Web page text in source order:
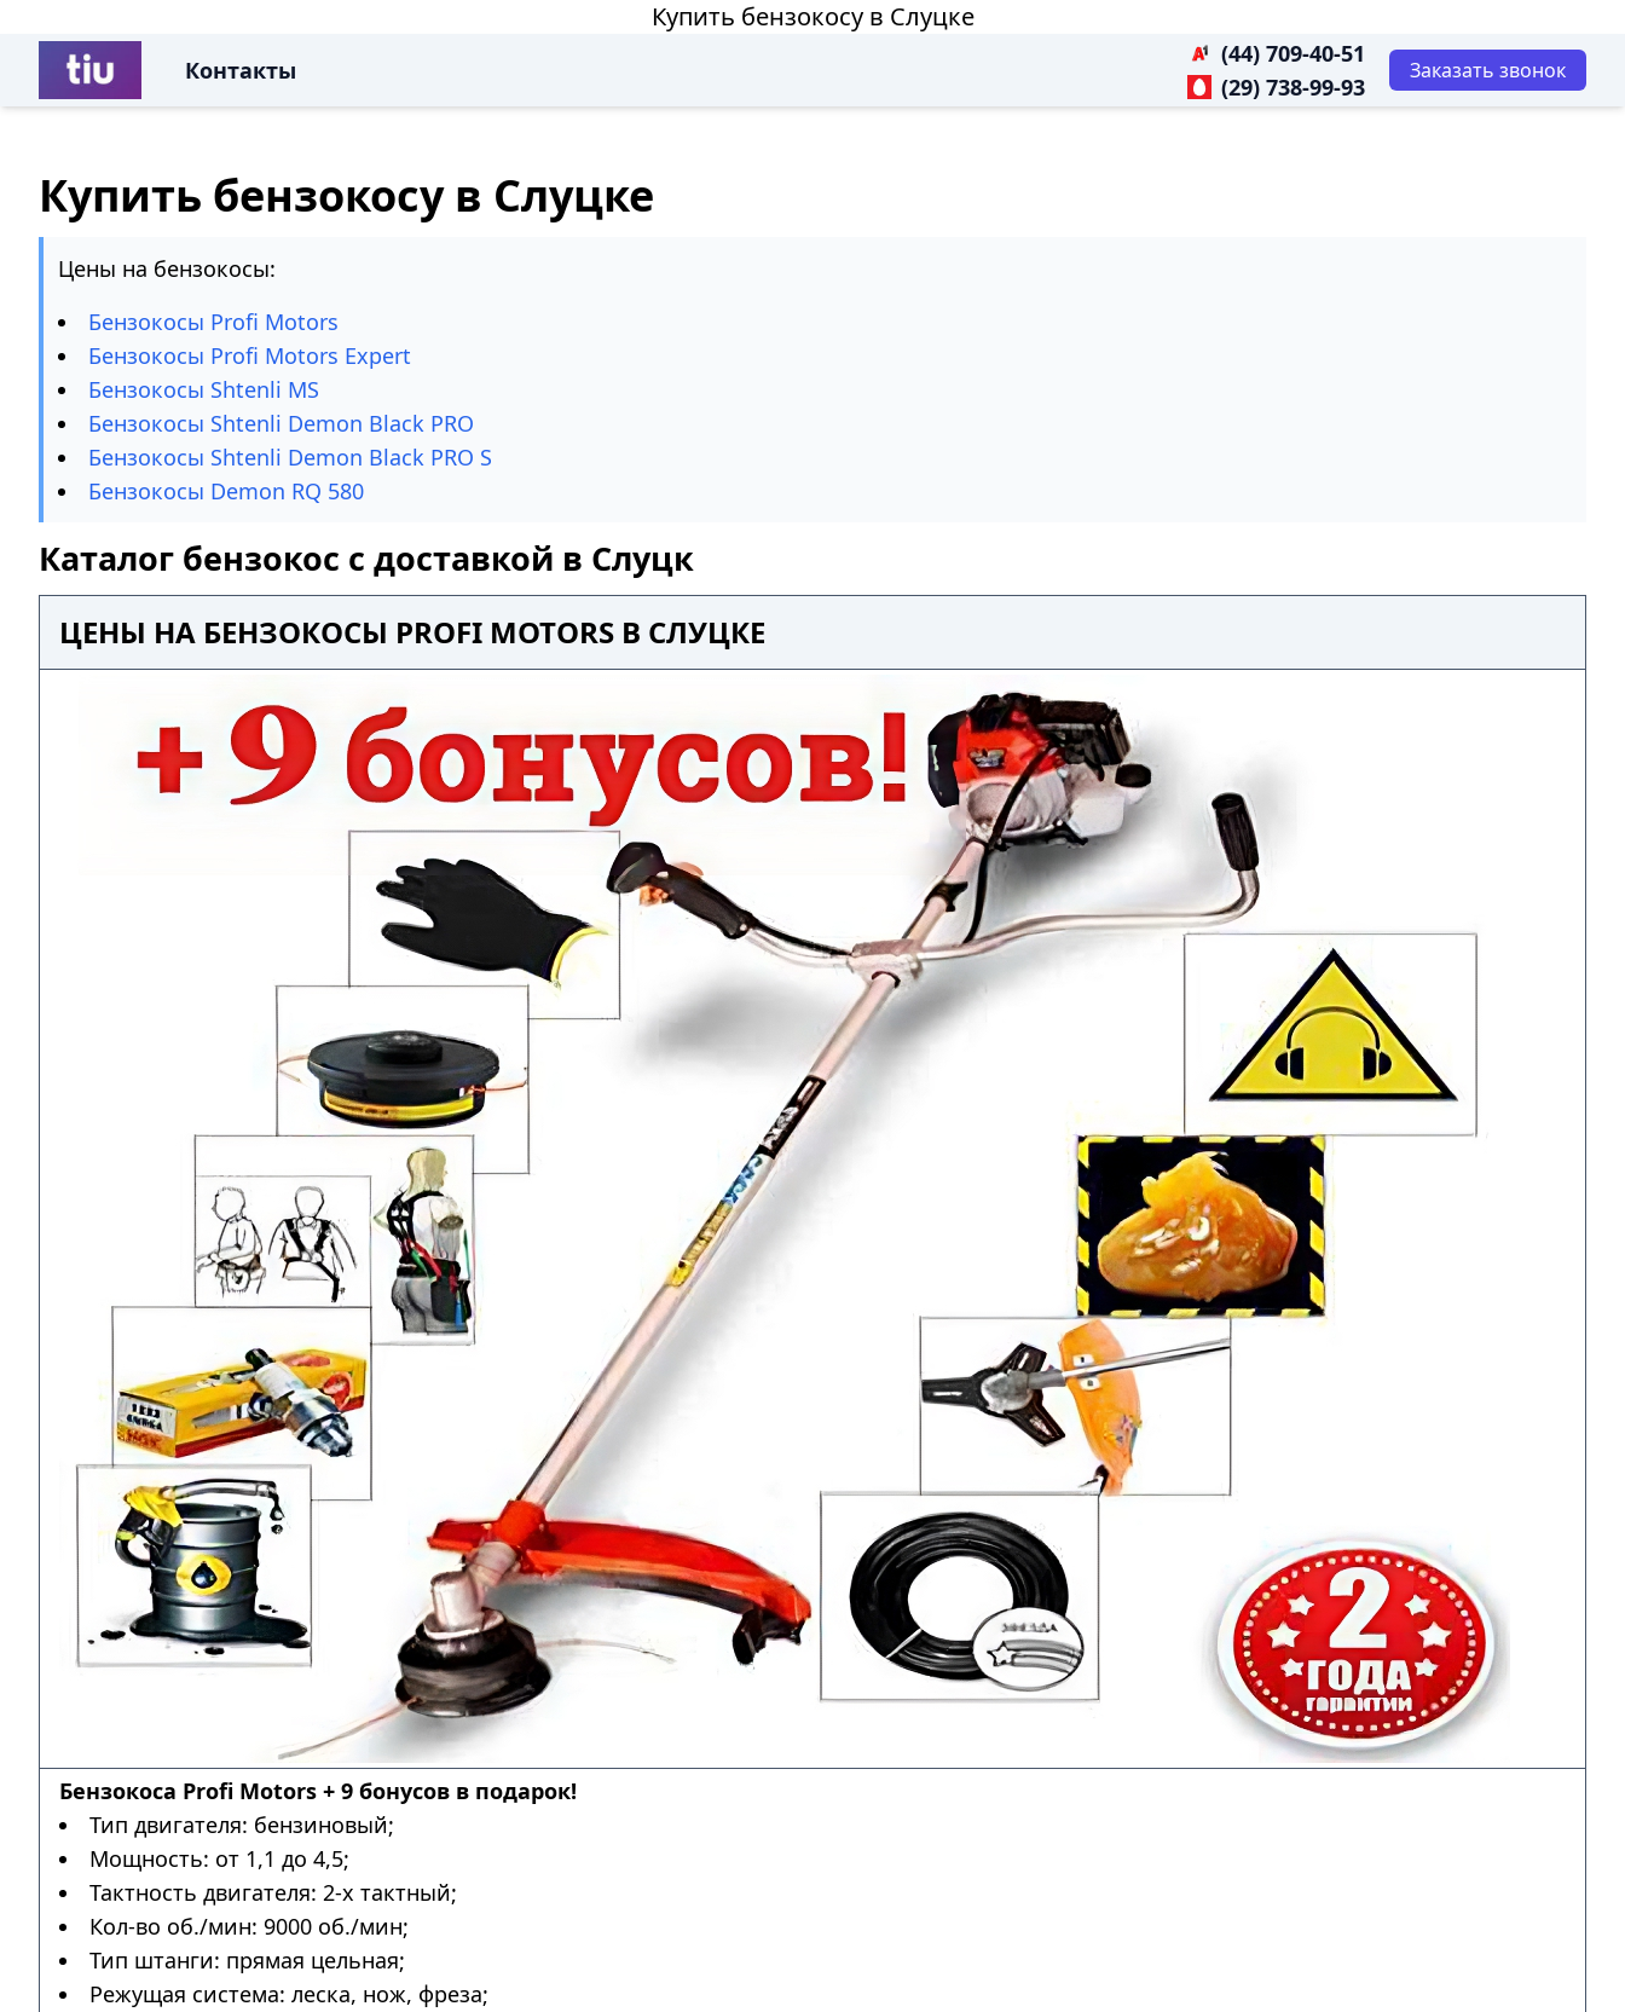
Купить бензокосу в Слуцке
Контакты
(44) 709-40-51
(29) 738-99-93
Заказать звонок
Купить бензокосу в Слуцке
Цены на бензокосы:
Бензокосы Profi Motors
Бензокосы Profi Motors Expert
Бензокосы Shtenli MS
Бензокосы Shtenli Demon Black PRO
Бензокосы Shtenli Demon Black PRO S
Бензокосы Demon RQ 580
Каталог бензокос с доставкой в Слуцк
ЦЕНЫ НА БЕНЗОКОСЫ PROFI MOTORS В СЛУЦКЕ
Бензокоса Profi Motors + 9 бонусов в подарок!
Тип двигателя: бензиновый;
Мощность: от 1,1 до 4,5;
Тактность двигателя: 2-х тактный;
Кол-во об./мин: 9000 об./мин;
Тип штанги: прямая цельная;
Режущая система: леска, нож, фреза;